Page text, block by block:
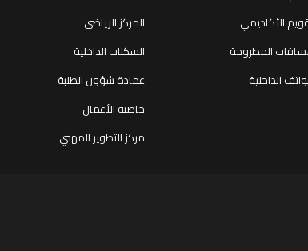
الأكاديمي
المطروحة
الداخلية
المركز الرياضي
السكنات الداخلية
عمادة شؤون الطلبة
حاضنة الأعمال
مركز التطوير المهني